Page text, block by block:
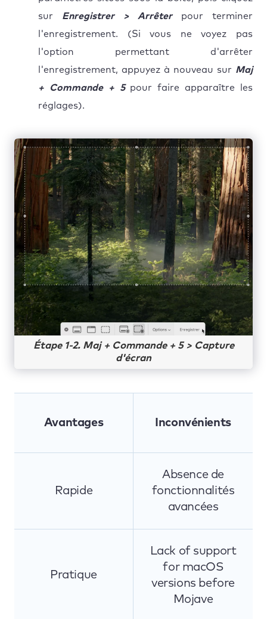
sur Enregistrer > Arrêterpour terminer
l'enregistrement. (Si vous ne voyez pas
l'option permettant d'arrêter
l'enregistrement, appuyez à nouveau sur Maj
+ Commande + 5pour faire apparaître les
réglages).
Étape 1-2. Maj + Commande + 5 > Capture
d'écran
Avantages Inconvénients
Rapide
Absence de
fonctionnalités
avancées
Pratique
Lack of support
for macOS
versions before
Mojave